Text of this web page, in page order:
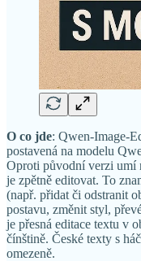
O co jde: Qwen-Image-
postavená na modelu
Oproti původní verzi umí
je zpětně editovat. To
(např. přidat či odstranit
postavu, změnit styl,
je přesná editace textu v
čínštině. České texty s
omezeně.